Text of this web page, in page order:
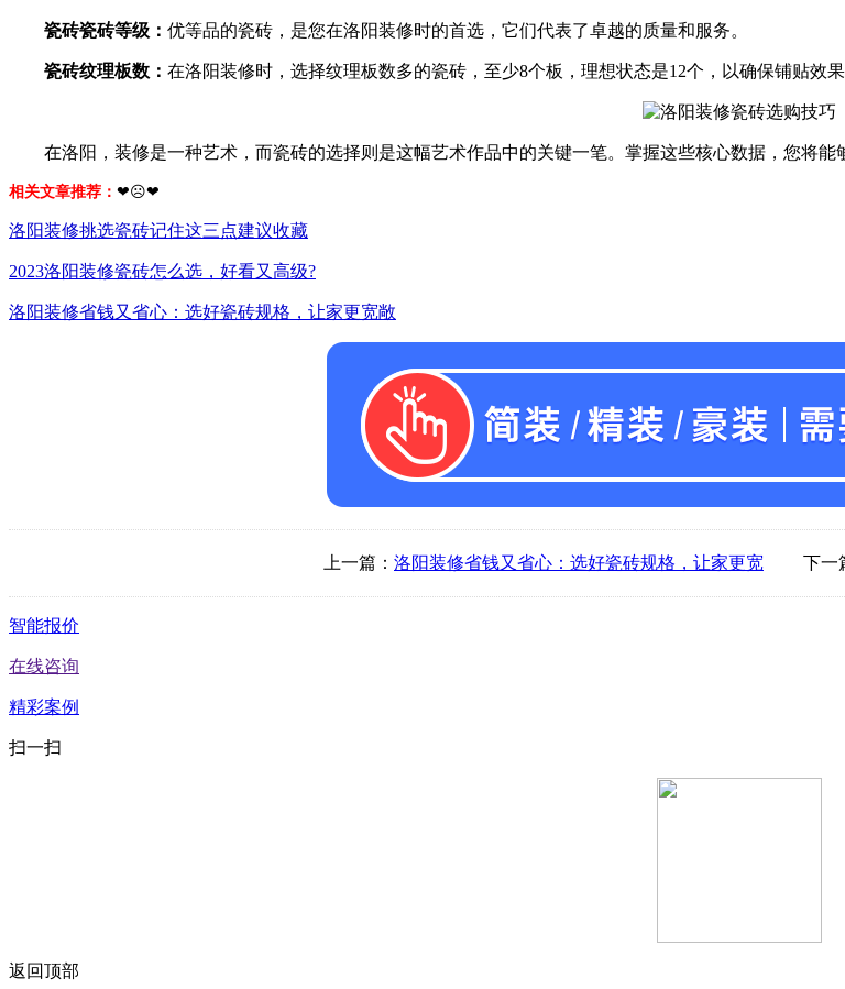
瓷砖瓷砖等级： 优等品的瓷砖，是您在洛阳装修时的首选，它们代表了卓越的质量和服务。
瓷砖纹理板数： 在洛阳装修时，选择纹理板数多的瓷砖，至少8个板，理想状态是12个，以确保铺贴效果
在洛阳，装修是一种艺术，而瓷砖的选择则是这幅艺术作品中的关键一笔。掌握这些核心数据，您将能
相关文章推荐： ❤☹❤
洛阳装修挑选瓷砖记住这三点建议收藏
2023洛阳装修瓷砖怎么选，好看又高级?
洛阳装修省钱又省心：选好瓷砖规格，让家更宽敞
上一篇： 洛阳装修省钱又省心：选好瓷砖规格，让家更宽 下一
智能报价
在线咨询
精彩案例
扫一扫
返回顶部